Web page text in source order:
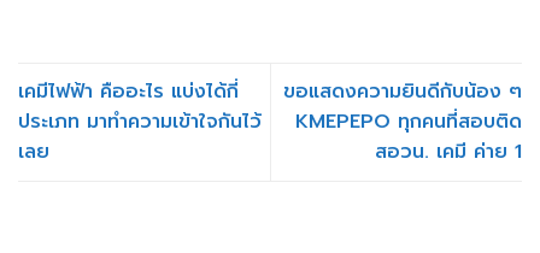
เคมีไฟฟ้า คืออะไร แบ่งได้กี่
ประเภท มาทำความเข้าใจกันไว้
เลย
ขอแสดงความยินดีกับน้อง ๆ
KMEPEPO ทุกคนที่สอบติด
สอวน. เคมี ค่าย 1